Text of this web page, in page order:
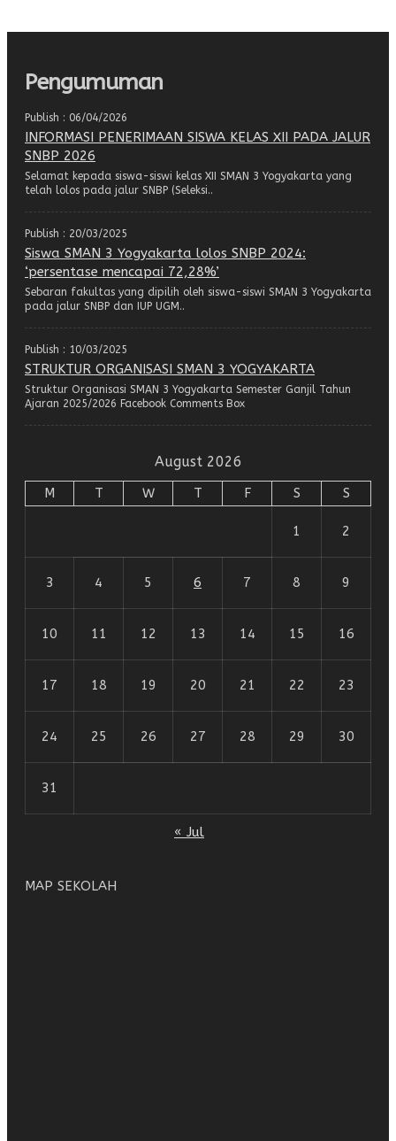
Pengumuman
Publish : 06/04/2026
INFORMASI PENERIMAAN SISWA KELAS XII PADA JALUR
SNBP 2026
Selamat kepada siswa-siswi kelas XII SMAN 3 Yogyakarta yang
telah lolos pada jalur SNBP (Seleksi..
Publish : 20/03/2025
Siswa SMAN 3 Yogyakarta lolos SNBP 2024:
‘persentase mencapai 72,28%’
Sebaran fakultas yang dipilih oleh siswa-siswi SMAN 3 Yogyakarta
pada jalur SNBP dan IUP UGM..
Publish : 10/03/2025
STRUKTUR ORGANISASI SMAN 3 YOGYAKARTA
Struktur Organisasi SMAN 3 Yogyakarta Semester Ganjil Tahun
Ajaran 2025/2026 Facebook Comments Box
August 2026
M T W T F S S
1 2
3 4 5 6 7 8 9
10 11 12 13 14 15 16
17 18 19 20 21 22 23
24 25 26 27 28 29 30
31
« Jul
MAP SEKOLAH